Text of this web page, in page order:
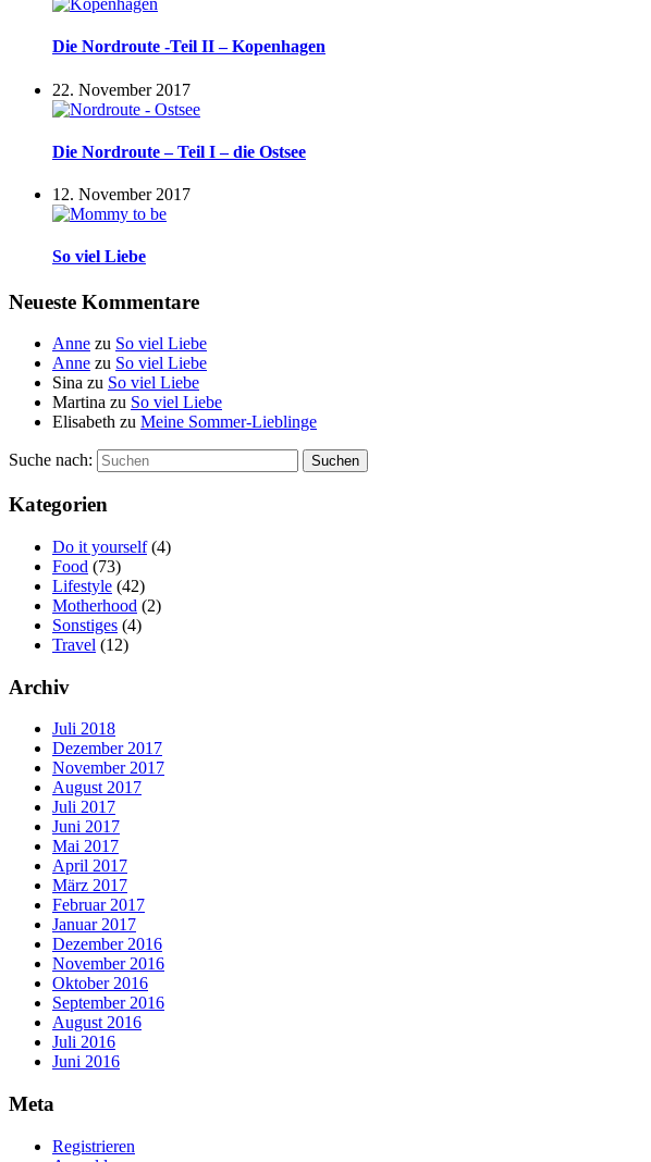
Die Nordroute -Teil II – Kopenhagen
22. November 2017
Die Nordroute – Teil I – die Ostsee
12. November 2017
So viel Liebe
Neueste Kommentare
Anne zu So viel Liebe
Anne zu So viel Liebe
Sina zu So viel Liebe
Martina zu So viel Liebe
Elisabeth zu Meine Sommer-Lieblinge
Suche nach: Suchen
Kategorien
Do it yourself (4)
Food (73)
Lifestyle (42)
Motherhood (2)
Sonstiges (4)
Travel (12)
Archiv
Juli 2018
Dezember 2017
November 2017
August 2017
Juli 2017
Juni 2017
Mai 2017
April 2017
März 2017
Februar 2017
Januar 2017
Dezember 2016
November 2016
Oktober 2016
September 2016
August 2016
Juli 2016
Juni 2016
Meta
Registrieren